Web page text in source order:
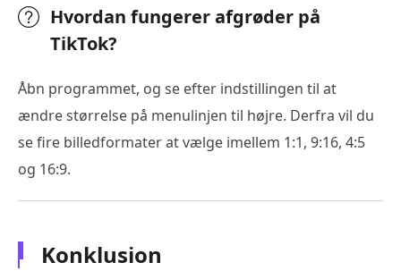
Hvordan fungerer afgrøder på
TikTok?
Åbn programmet, og se efter indstillingen til at
ændre størrelse på menulinjen til højre. Derfra vil du
se fire billedformater at vælge imellem 1:1, 9:16, 4:5
og 16:9.
Konklusion